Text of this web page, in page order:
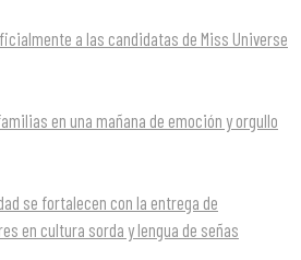
a las candidatas de Miss Universe
en una mañana de emoción y orgullo
se fortalecen con la entrega de
en cultura sorda y lengua de señas